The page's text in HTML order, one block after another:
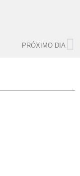
PRÓXIMO DIA